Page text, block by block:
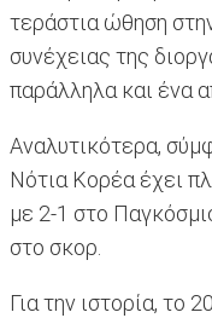
τεράστια ώθηση
συνέχειας της
παράλληλα και ένα
Αναλυτικότερα,
Νότια Κορέα έχει
με 2-1 στο
στο σκορ.
Για την ιστορία, το